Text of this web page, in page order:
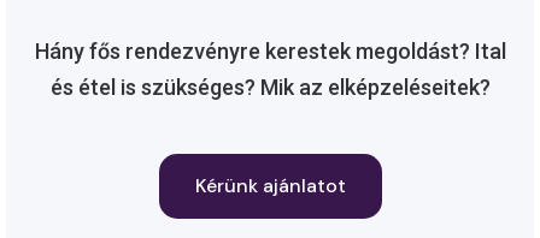
Hány fős rendezvényre kerestek megoldást? Ital
és étel is szükséges? Mik az elképzeléseitek?
Kérünk ajánlatot